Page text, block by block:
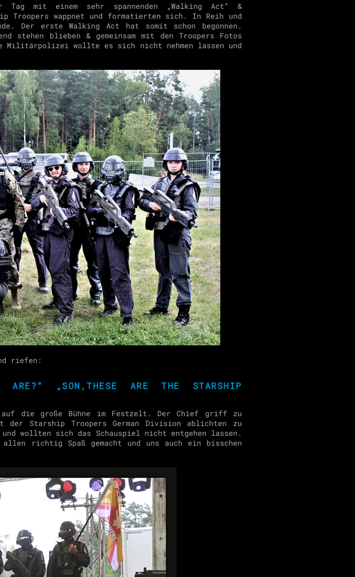
mit einem sehr spannenden „Walking Act“ &
Troopers wappnet und formatierten sich. In Reih und
Der erste Walking Act hat somit schon begonnen.
stehen blieben & gemeinsam mit den Troopers Fotos
Militärpolizei wollte es sich nicht nehmen lassen und
riefen:
ARE?“ „SON,THESE ARE THE STARSHIP
auf die große Bühne im Festzelt. Der Chief griff zu
Starship Troopers German Division ablichten zu
und wollten sich das Schauspiel nicht entgehen lassen.
allen richtig Spaß gemacht und uns auch ein bisschen